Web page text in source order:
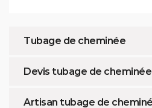
Tubage de cheminée
Devis tubage de cheminée
Artisan tubage de